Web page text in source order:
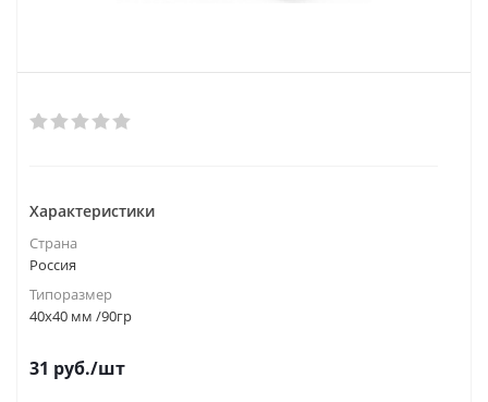
Характеристики
Страна
Россия
Типоразмер
40х40 мм /90гр
31 руб./шт